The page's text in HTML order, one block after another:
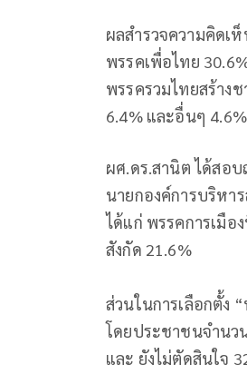
ผลสำรวจความคิดเ
พรรคเพื่อไทย
พรรครวมไทยสร้าง
6.4% และอื่นๆ 4.6%
ผศ.ดร.สานิต ได้สอ
นายกองค์การบริหา
ได้แก่ พรรคการเมือ
สังกัด 21.6%
ส่วนในการเลือกตั้ง
โดยประชาชนจำนว
และ ยังไม่ตัดสินใจ